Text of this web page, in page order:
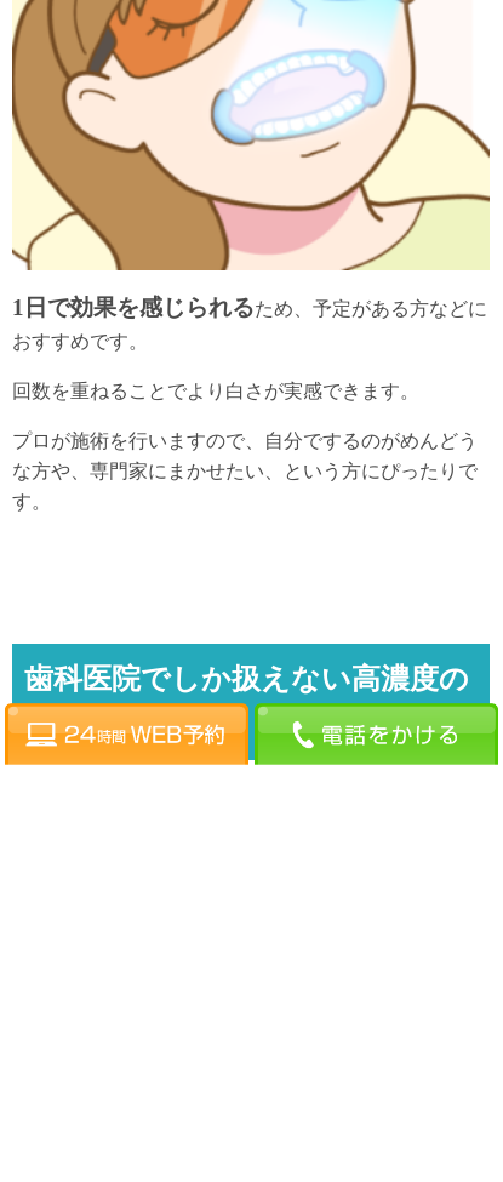
1日で効果を感じられるため、予定がある方などに
おすすめです。
回数を重ねることでより白さが実感できます。
プロが施術を行いますので、自分でするのがめんどう
な方や、専門家にまかせたい、という方にぴったりで
す。
歯科医院でしか扱えない高濃度の
薬剤を使用